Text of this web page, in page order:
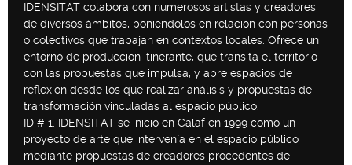
IDENSITAT colabora con numerosos artistas y creadores
de diversos ámbitos, poniéndolos en relación con personas
o colectivos que trabajan en contextos locales. Ofrece un
entorno de producción itinerante, que transita el territorio
con las propuestas que impulsa, y abre espacios de
reflexión desde los que realizar análisis y propuestas de
transformación vinculadas al espacio público.
ID # 1. IDENSITAT se inició en Calaf en 1999 como un
proyecto de arte que intervenía en el espacio público
mediante propuestas de creadores procedentes de